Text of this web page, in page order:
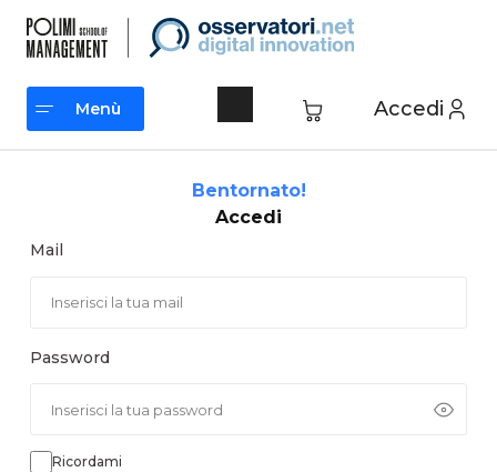
contenuto
Accedi
Menù
Bentornato!
Accedi
Mail
Password
Ricordami